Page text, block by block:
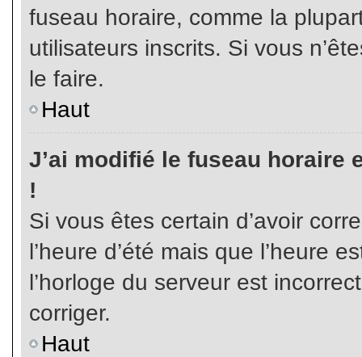
fuseau horaire, comme la
utilisateurs inscrits. Si vous
le faire.
Haut
J’ai modifié le fuseau horaire
!
Si vous êtes certain d’avoir
l’heure d’été mais que l’heure
l’horloge du serveur est
corriger.
Haut